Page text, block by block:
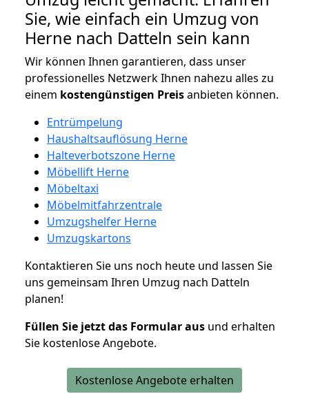
Sie, wie einfach ein Umzug von
Herne nach Datteln sein kann
Wir können Ihnen garantieren, dass unser
professionelles Netzwerk Ihnen nahezu alles zu
einem kostengünstigen Preisanbieten können.
Entrümpelung
Haushaltsauflösung Herne
Halteverbotszone Herne
Möbellift Herne
Möbeltaxi
Möbelmitfahrzentrale
Umzugshelfer Herne
Umzugskartons
Kontaktieren Sie uns noch heute und lassen Sie
uns gemeinsam Ihren Umzug nach Datteln
planen!
Füllen Sie jetzt das Formular aus und erhalten
Sie kostenlose Angebote.
Kostenlose Angebote erhalten